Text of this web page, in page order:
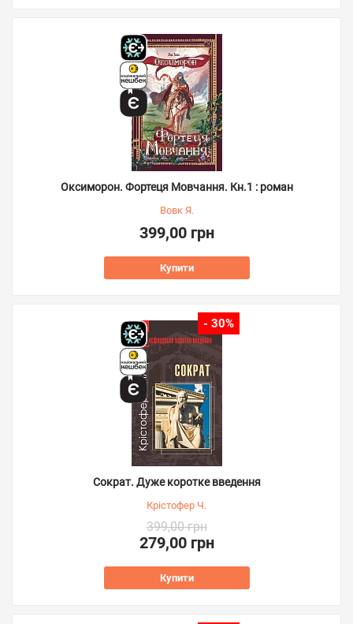
Оксиморон. Фортеця Мовчання. Кн.1 : роман
Вовк Я.
399,00 грн
Купити
- 30%
Сократ. Дуже коротке введення
Крістофер Ч.
399,00 грн
279,00 грн
Купити